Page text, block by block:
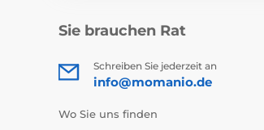
Sie brauchen Rat
Schreiben Sie jederzeit an
info@momanio.de
Wo Sie uns finden